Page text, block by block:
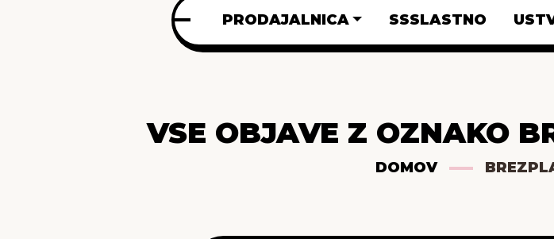
PRODAJALNICA SSSLASTNO
VSE OBJAVE Z OZNAKO
DOMOV